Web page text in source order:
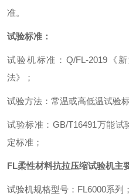
准。
试验标准：
试验机标准 ：Q/FL-2019 《
法》
；
试验方法 ： 常温或高低温试验
试验标准 ：GB/T16491万能试
定标准 ；
FL柔性材料抗拉压缩试验机主
试验机规格型号 ： FL6000系列 ；